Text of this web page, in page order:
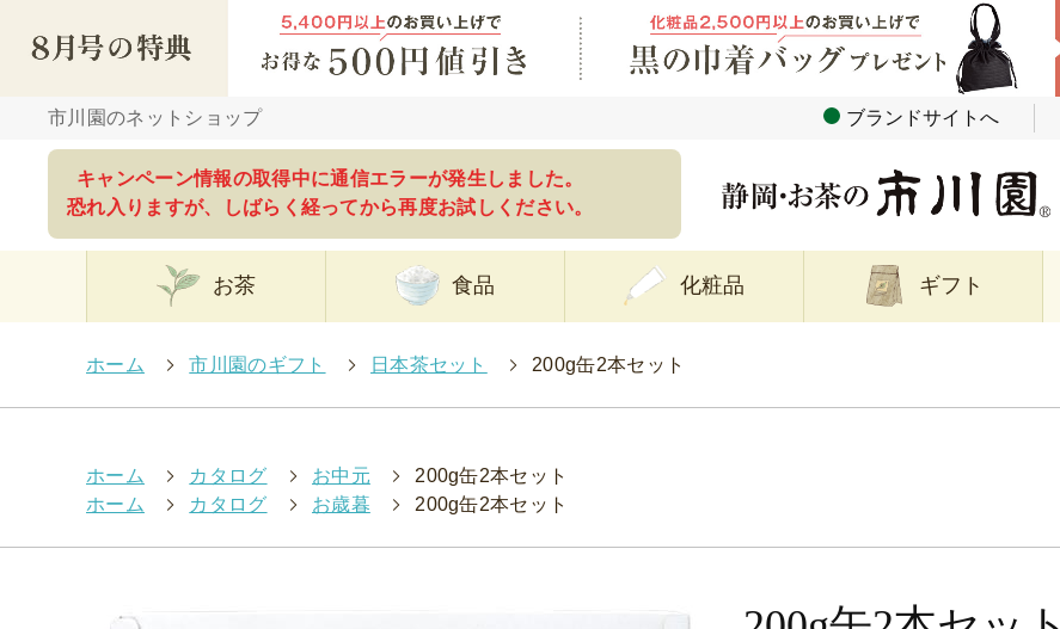
市川園のネットショップ ブランドサイトへ
キャンペーン情報の取得中に通信エラーが発生しました。
恐れ入りますが、しばらく経ってから再度お試しください。
お茶 食品 化粧品 ギフト
ホーム > 市川園のギフト > 日本茶セット > 200g缶2本セット
ホーム > カタログ > お中元 >
200g缶2本セット
ホーム
> カタログ > お歳暮 > 200g缶2本セット